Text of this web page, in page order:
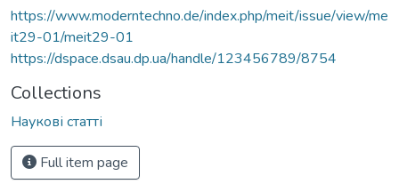
https://www.moderntechno.de/index.php/meit/issue/view/me
it29-01/meit29-01
https://dspace.dsau.dp.ua/handle/123456789/8754
Collections
Наукові статті
Full item page